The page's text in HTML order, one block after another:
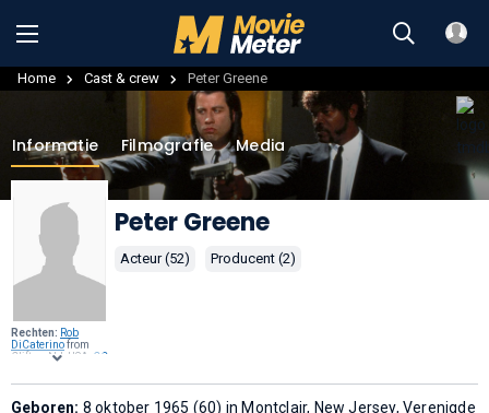
Home Cast & crew Peter Greene
Rechten: Rob
DiCaterinofrom
Clifton, NJ, USA, CC
Wikimedia
Informatie Filmografie Media
Peter Greene
Acteur (52) Producent (2)
Geboren: 8 oktober 1965 (60) in Montclair, New Jersey, Verenigde